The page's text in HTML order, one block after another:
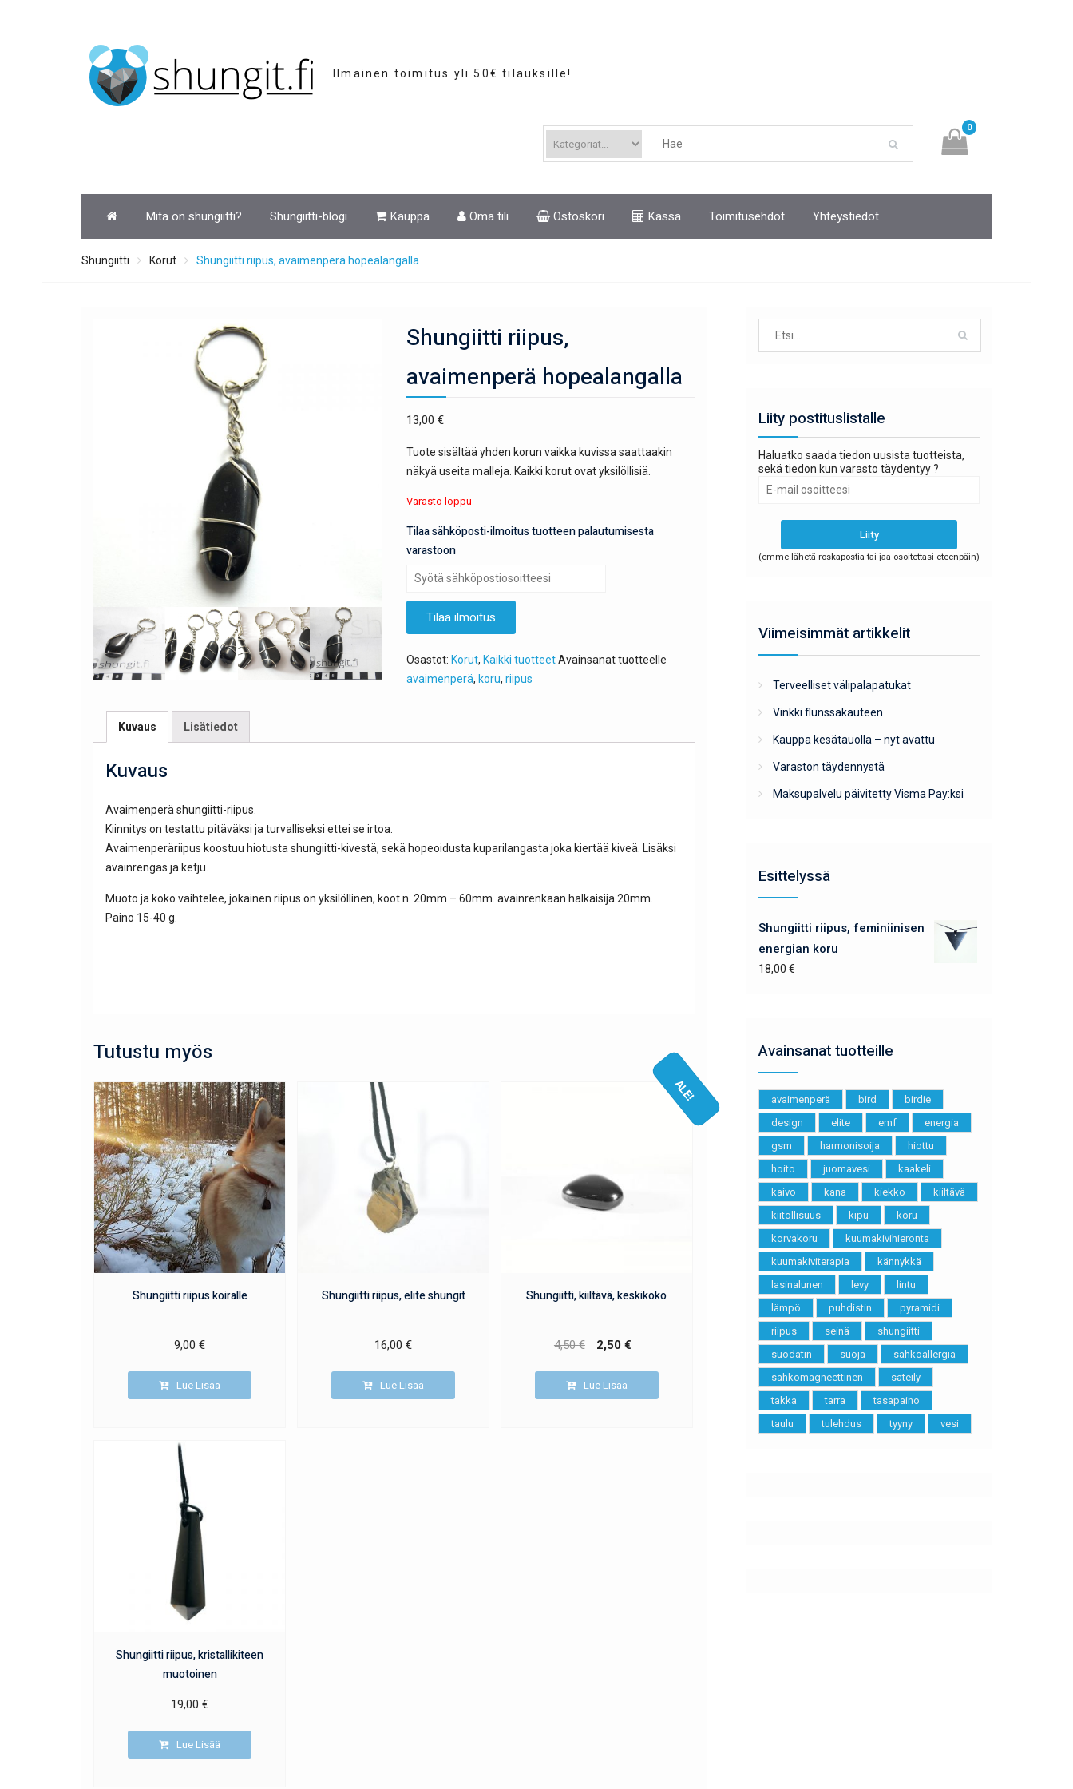
Ilmainen toimitus yli 50€ tilauksille!
0
Mitä on shungiitti? Shungiitti-blogi Kauppa Oma tili Ostoskori Kassa Toimitusehdot Yhteystiedot
Shungiitti Korut Shungiitti riipus, avaimenperä hopealangalla
Shungiitti riipus,
avaimenperä hopealangalla
13,00 €
Tuote sisältää yhden korun vaikka kuvissa saattaakin
näkyä useita malleja. Kaikki korut ovat yksilöllisiä.
Varasto loppu
Tilaa sähköposti-ilmoitus tuotteen palautumisesta
varastoon
Tilaa ilmoitus
Osastot: Korut, Kaikki tuotteet Avainsanat tuotteelle
avaimenperä, koru, riipus
Kuvaus Lisätiedot
Kuvaus
Avaimenperä shungiitti-riipus.
Kiinnitys on testattu pitäväksi ja turvalliseksi ettei se irtoa.
Avaimenperäriipus koostuu hiotusta shungiitti-kivestä, sekä hopeoidusta kuparilangasta joka kiertää kiveä. Lisäksi
avainrengas ja ketju.
Muoto ja koko vaihtelee, jokainen riipus on yksilöllinen, koot n. 20mm – 60mm. avainrenkaan halkaisija 20mm.
Paino 15-40 g.
Tutustu myös
Shungiitti riipus koiralle
9,00€
Lue Lisää
Shungiitti riipus, elite shungit
16,00€
Lue Lisää
ALE!
Shungiitti, kiiltävä, keskikoko
4,50€ 2,50 €
Lue Lisää
Shungiitti riipus, kristallikiteen
muotoinen
19,00€
Lue Lisää
Search
Liity postituslistalle
Haluatko saada tiedon uusista tuotteista,
sekä tiedon kun varasto täydentyy ?
(emme lähetä roskapostia tai jaa osoitettasi eteenpäin)
Viimeisimmät artikkelit
Terveelliset välipalapatukat
Vinkki flunssakauteen
Kauppa kesätauolla – nyt avattu
Varaston täydennystä
Maksupalvelu päivitetty Visma Pay:ksi
Esittelyssä
Shungiitti riipus, feminiinisen
energian koru
18,00 €
Avainsanat tuotteille
avaimenperä bird
birdie
design
elite emf
energia
gsm
harmonisoija
hiottu
hoito
juomavesi
kaakeli
kaivo
kana kiekko
kiiltävä
kiitollisuus
kipu
koru
korvakoru
kuumakivihieronta
kuumakiviterapia
kännykkä
lasinalunen
levy
lintu
lämpö
puhdistin
pyramidi
riipus
seinä
shungiitti
suodatin
suoja
sähköallergia
sähkömagneettinen
säteily
takka
tarra
tasapaino
taulu
tulehdus tyyny vesi